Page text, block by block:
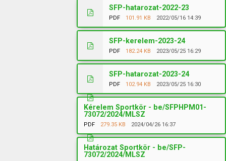
SFP-hatarozat-2022-23
PDF 101.91 KB 2022/05/16 14:39
SFP-kerelem-2023-24
PDF 182.24 KB 2023/05/25 16:29
SFP-hatarozat-2023-24
PDF 102.94 KB 2023/05/25 16:30
Kérelem Sportkör - be/SFPHPM01-
73072/2024/MLSZ
PDF 279.35 KB 2024/04/26 16:37
Határozat Sportkör - be/SFP-
73072/2024/MLSZ